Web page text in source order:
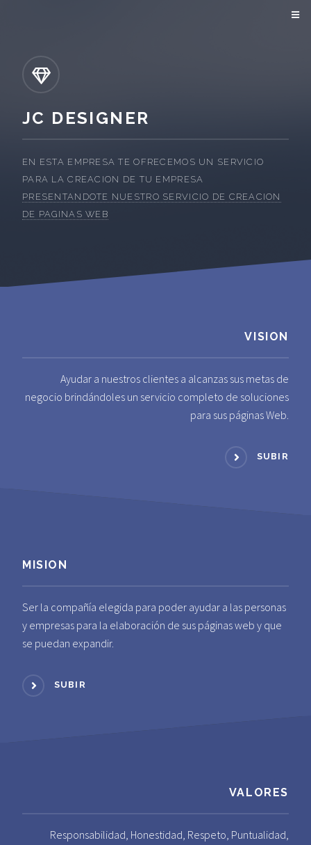
JC DESIGNER
EN ESTA EMPRESA TE OFRECEMOS UN SERVICIO
PARA LA CREACION DE TU EMPRESA
PRESENTANDOTE NUESTRO SERVICIO DE CREACION
DE PAGINAS WEB
VISION
Ayudar a nuestros clientes a alcanzas sus metas de
negocio brindándoles un servicio completo de soluciones
para sus páginas Web.
SUBIR
MISION
Ser la compañía elegida para poder ayudar a las personas
y empresas para la elaboración de sus páginas web y que
se puedan expandir.
SUBIR
VALORES
Responsabilidad, Honestidad, Respeto, Puntualidad,